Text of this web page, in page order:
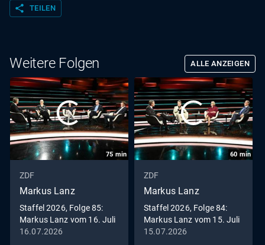
share TEILEN
Weitere Folgen ALLE ANZEIGEN
75 min
ZDF
Markus Lanz
Staffel 2026, Folge 85:
Markus Lanz vom 16. Juli
2026
16.07.2026
60 min
ZDF
Markus Lanz
Staffel 2026, Folge 84:
Markus Lanz vom 15. Juli
2026
15.07.2026